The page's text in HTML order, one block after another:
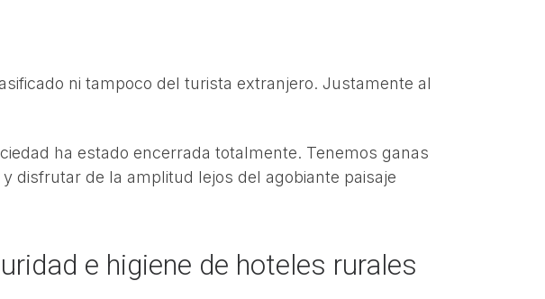
ni tampoco del turista extranjero. Justamente al
ha estado encerrada totalmente. Tenemos ganas
disfrutar de la amplitud lejos del agobiante paisaje
e higiene de hoteles rurales